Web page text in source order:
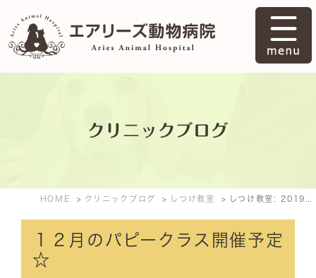
クリニックブログ
HOME クリニックブログ しつけ教室
１２月のパピークラス開催予定
☆